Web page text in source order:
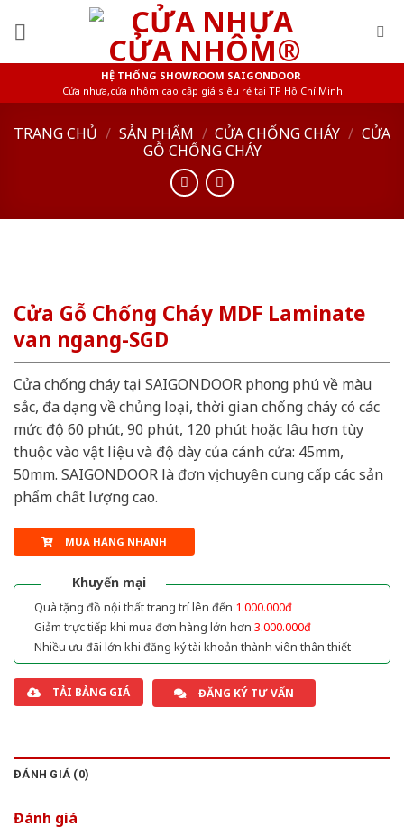
HỆ THỐNG SHOWROOM SAIGONDOOR
Cửa nhựa,cửa nhôm cao cấp giá siêu rẻ tại TP Hồ Chí Minh
TRANG CHỦ / SẢN PHẨM / CỬA CHỐNG CHÁY / CỬA
GỖ CHỐNG CHÁY
Cửa Gỗ Chống Cháy MDF Laminate
van ngang-SGD
Cửa chống cháy tại SAIGONDOOR phong phú về màu
sắc, đa dạng về chủng loại, thời gian chống cháy có các
mức độ 60 phút, 90 phút, 120 phút hoặc lâu hơn tùy
thuộc vào vật liệu và độ dày của cánh cửa: 45mm,
50mm. SAIGONDOOR là đơn vị chuyên cung cấp các sản
phẩm chất lượng cao.
MUA HÀNG NHANH
Khuyến mại
Quà tặng đồ nội thất trang trí lên đến 1.000.000đ
Giảm trực tiếp khi mua đơn hàng lớn hơn 3.000.000đ
Nhiều ưu đãi lớn khi đăng ký tài khoản thành viên thân thiết
TẢI BẢNG GIÁ ĐĂNG KÝ TƯ VẤN
ĐÁNH GIÁ (0)
Đánh giá